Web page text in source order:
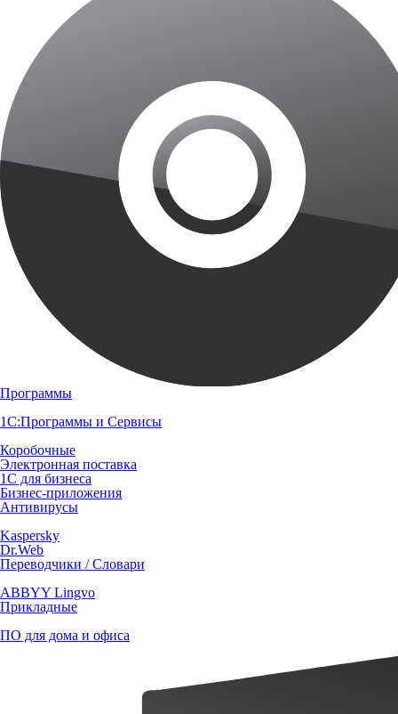
Программы
1С:Программы и Сервисы
Коробочные
Электронная поставка
1С для бизнеса
Бизнес-приложения
Антивирусы
Kaspersky
Dr.Web
Переводчики / Словари
ABBYY Lingvo
Прикладные
ПО для дома и офиса